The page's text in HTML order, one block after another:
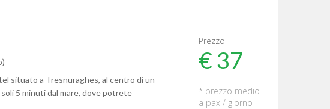
situato a Tresnuraghes, al centro di un
5 minuti dal mare, dove potrete
Prezzo
€ 37
* prezzo medio
a pax / giorno